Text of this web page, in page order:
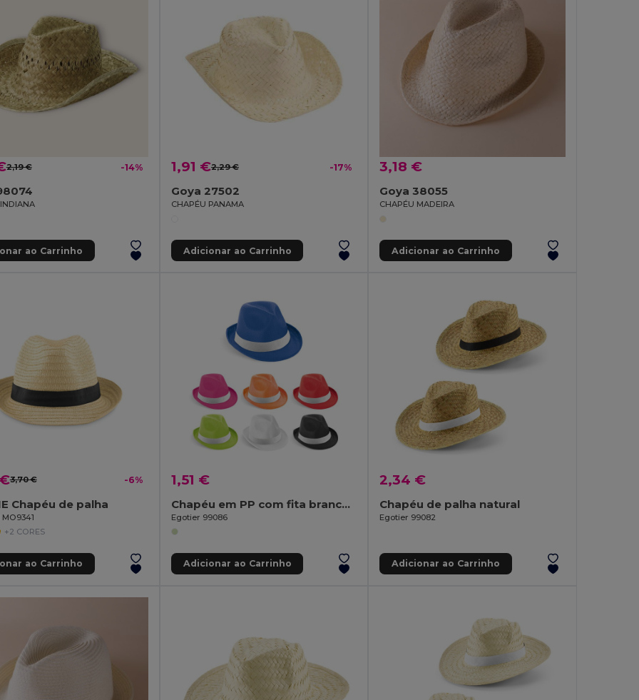
2,19 € -14%
ao Carrinho
1,91 €2,29 € -17%
Goya 27502
CHAPÉU PANAMA
Adicionar ao Carrinho
3,18 €
Goya 38055
CHAPÉU MADEIRA
Adicionar ao Carrinho
3,70 € -6%
Chapéu de palha
+2 CORES
ao Carrinho
1,51 €
Chapéu em PP com fita branca em poliéster
Egotier 99086
Adicionar ao Carrinho
2,34 €
Chapéu de palha natural
Egotier 99082
Adicionar ao Carrinho